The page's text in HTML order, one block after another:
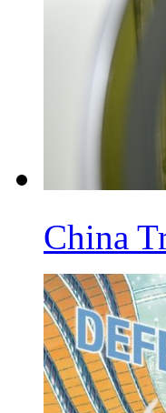
China